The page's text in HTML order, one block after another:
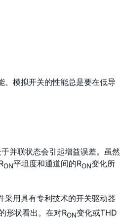
。模拟开关的性能总是要在低导
并联状态会引起增益误差。虽然
ON平坦度和通道间的RON变化所
采用具有专利技术的开关驱动器
形状看出。在对RON变化或THD